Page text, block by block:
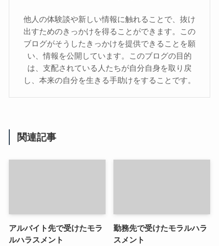
他人の体験談や新しい情報に触れることで、抜け
出すためのきっかけを得ることができます。この
ブログがそうしたきっかけを提供できることを願
い、情報を公開しています。このブログの目的
は、支配されている人たちが自分自身を取り戻
し、本来の自分を生きる手助けをすることです。
関連記事
アルバイト先で受けたモラ
ルハラスメント
勤務先で受けたモラルハラ
スメント